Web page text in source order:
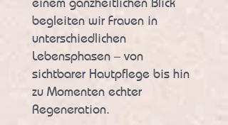
begleiten wir Frauen in
unterschiedlichen
Lebensphasen – von
sichtbarer Hautpflege bis hin
zu Momenten echter
Regeneration.